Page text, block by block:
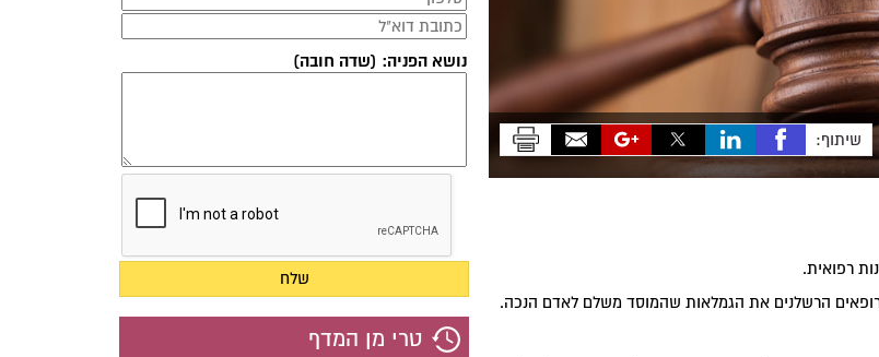
שיתוף:
רפואית.
הרשלנים את הגמלאות שהמוסד משלם לאדם הנכה.
נושא הפניה: (שדה חובה)
טרי מן המדף